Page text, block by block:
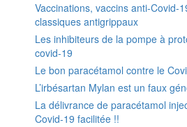
Vaccinations, vaccins anti-Covid-
classiques antigrippaux
Les inhibiteurs de la pompe à
covid-19
Le bon paracétamol contre le
L’irbésartan Mylan est un faux
La délivrance de paracétamol
Covid-19 facilitée !!